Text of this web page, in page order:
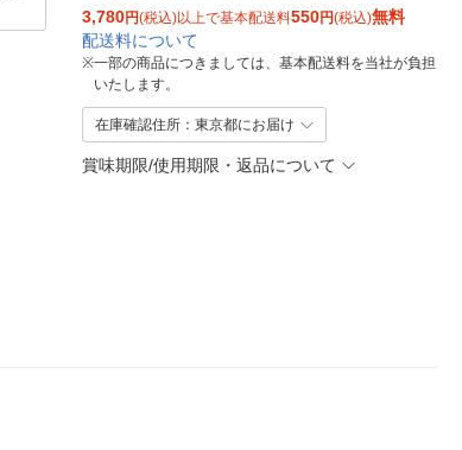
3,780円(税込)以上で基本配送料550円(税込)無料
配送料について
※一部の商品につきましては、基本配送料を当社が負担
いたします。
在庫確認住所：東京都にお届け
賞味期限/使用期限・返品について